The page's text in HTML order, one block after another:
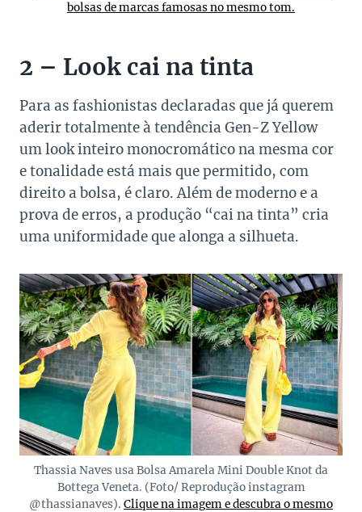
bolsas de marcas famosas no mesmo tom.
2 – Look cai na tinta
Para as fashionistas declaradas que já querem
aderir totalmente à tendência Gen-Z Yellow
um look inteiro monocromático na mesma cor
e tonalidade está mais que permitido, com
direito a bolsa, é claro. Além de moderno e a
prova de erros, a produção “cai na tinta” cria
uma uniformidade que alonga a silhueta.
Thassia Naves usa Bolsa Amarela Mini Double Knot da
Bottega Veneta. (Foto/ Reprodução instagram
@thassianaves). Clique na imagem e descubra o mesmo